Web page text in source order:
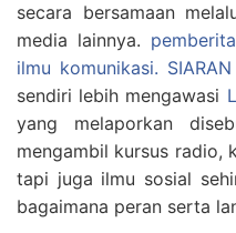
secara bersamaan
media lainnya.
ilmu komunikasi.
sendiri lebih mengawasi
yang melaporkan
mengambil kursus radio,
tapi juga ilmu sosial
bagaimana peran serta